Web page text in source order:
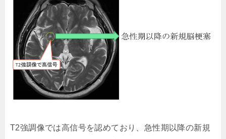
T2強調像では高信号を認めており、急性期以降の新規